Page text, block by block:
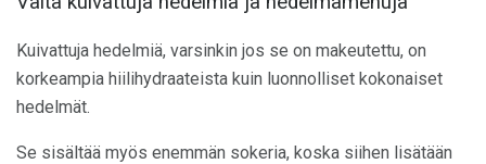
Kuivattuja hedelmiä, varsinkin jos se on makeutettu, on
korkeampia hiilihydraateista kuin luonnolliset kokonaiset
hedelmät.
Se sisältää myös enemmän sokeria, koska siihen lisätään